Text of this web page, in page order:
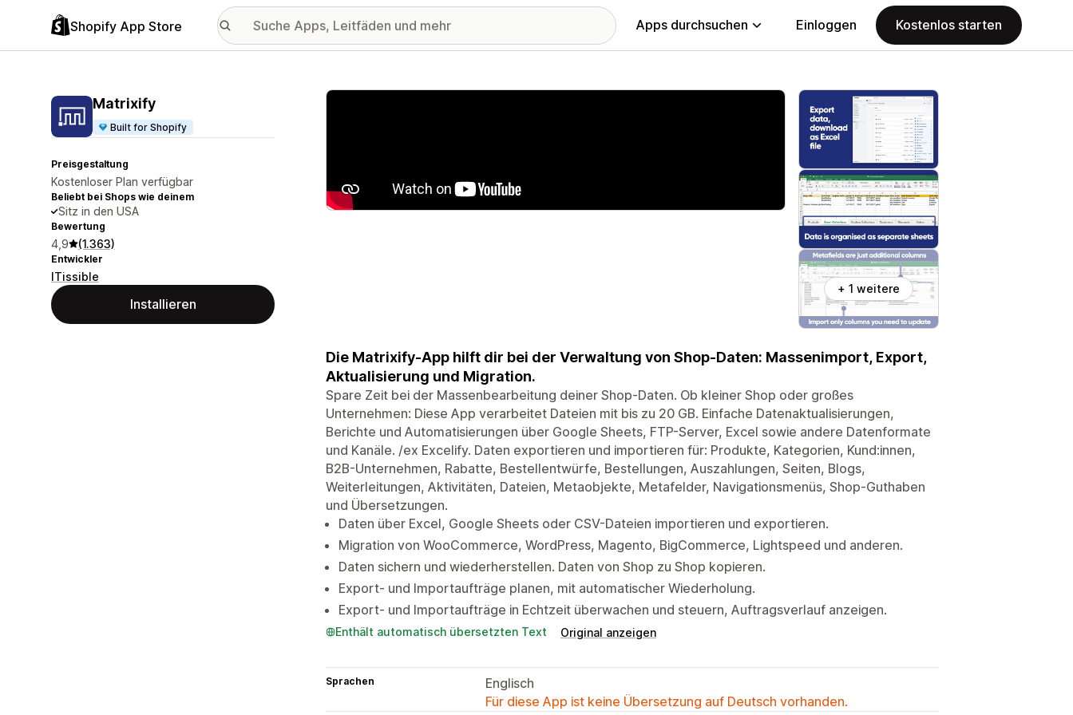
Shopify App Store Apps durchsuchen Einloggen Kostenlos starten
Matrixify
Built for Shopify
Preisgestaltung
Kostenloser Plan verfügbar
Beliebt bei Shops wie deinem
Sitz in den USA
Bewertung
4,9 (1.363)
Entwickler
ITissible
Installieren
Vorgestellte Bildergalerie
+ 1 weitere
Die Matrixify-App hilft dir bei der Verwaltung von Shop-Daten: Massenimport, Export,
Aktualisierung und Migration.
Spare Zeit bei der Massenbearbeitung deiner Shop-Daten. Ob kleiner Shop oder großes
Unternehmen: Diese App verarbeitet Dateien mit bis zu 20 GB. Einfache Datenaktualisierungen,
Berichte und Automatisierungen über Google Sheets, FTP-Server, Excel sowie andere Datenformate
und Kanäle. /ex Excelify. Daten exportieren und importieren für: Produkte, Kategorien, Kund:innen,
B2B-Unternehmen, Rabatte, Bestellentwürfe, Bestellungen, Auszahlungen, Seiten, Blogs,
Weiterleitungen, Aktivitäten, Dateien, Metaobjekte, Metafelder, Navigationsmenüs, Shop-Guthaben
und Übersetzungen.
Daten über Excel, Google Sheets oder CSV-Dateien importieren und exportieren.
Migration von WooCommerce, WordPress, Magento, BigCommerce, Lightspeed und anderen.
Daten sichern und wiederherstellen. Daten von Shop zu Shop kopieren.
Export- und Importaufträge planen, mit automatischer Wiederholung.
Export- und Importaufträge in Echtzeit überwachen und steuern, Auftragsverlauf anzeigen.
Enthält automatisch übersetzten Text Original anzeigen
Sprachen
Englisch
Für diese App ist keine Übersetzung auf Deutsch vorhanden.